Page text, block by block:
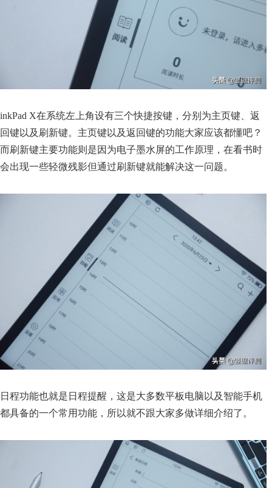
inkPad X在系统左上角设有三个快捷按键，分别为主页键、返
回键以及刷新键。主页键以及返回键的功能大家应该都懂吧？
而刷新键主要功能则是因为电子墨水屏的工作原理，在看书时
会出现一些轻微残影但通过刷新键就能解决这一问题。
日程功能也就是日程提醒，这是大多数平板电脑以及智能手机
都具备的一个常用功能，所以就不跟大家多做详细介绍了。